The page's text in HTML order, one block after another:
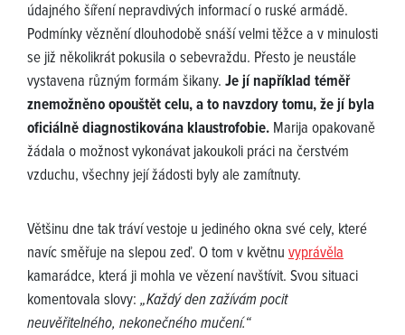
údajného šíření nepravdivých informací o ruské armádě.
Podmínky věznění dlouhodobě snáší velmi těžce a v minulosti
se již několikrát pokusila o sebevraždu. Přesto je neustále
vystavena různým formám šikany. Je jí například téměř
znemožněno opouštět celu, a to navzdory tomu, že jí byla
oficiálně diagnostikována klaustrofobie. Marija opakovaně
žádala o možnost vykonávat jakoukoli práci na čerstvém
vzduchu, všechny její žádosti byly ale zamítnuty.
Většinu dne tak tráví vestoje u jediného okna své cely, které
navíc směřuje na slepou zeď. O tom v květnu vyprávěla
kamarádce, která ji mohla ve vězení navštívit. Svou situaci
komentovala slovy: „Každý den zažívám pocit
neuvěřitelného, nekonečného mučení.“